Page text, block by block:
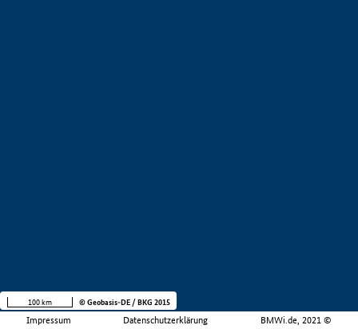
Impressum Datenschutzerklärung BMWi.de, 2021 ©
100 km © Geobasis-DE / BKG 2015